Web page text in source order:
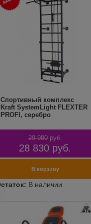
Спортивный комплекс
Kraft SystemLight FLEXTER
PROFI, серебро
29 980 руб.
28 830 руб.